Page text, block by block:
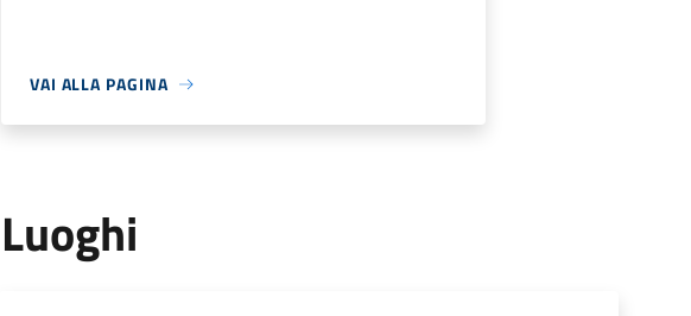
VAI ALLA PAGINA
Luoghi